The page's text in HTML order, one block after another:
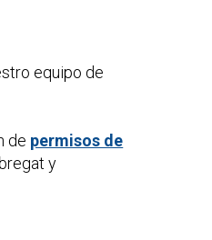
equipo de
de permisos de
y